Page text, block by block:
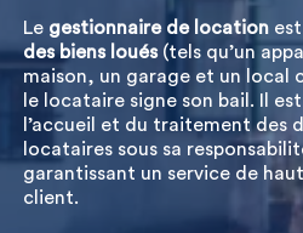
Le gestionnaire de locationest
des biens loués(tels qu’un
maison, un garage et un local
le locataire signe son bail. Il
l’accueil et du traitement des
locataires sous sa
garantissant un service de
client.